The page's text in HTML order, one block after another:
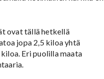
ovat tällä hetkellä
jopa 2,5 kiloa yhtä
Eri puolilla maata